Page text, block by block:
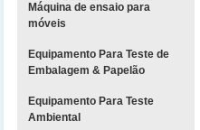
Máquina de ensaio para
móveis
Equipamento Para Teste de
Embalagem & Papelão
Equipamento Para Teste
Ambiental